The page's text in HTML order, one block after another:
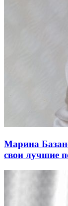
Марина
свои лучшие